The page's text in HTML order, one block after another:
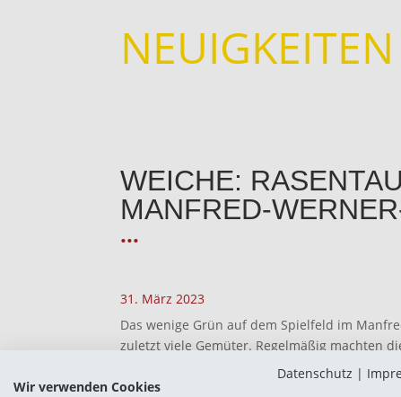
NEUIGKEITEN
WEICHE:
MANFRED-
...
31. März 2023
Das wenige Grün auf dem Spielfeld im
zuletzt viele Gemüter. Regelmäßig machten
Pressekonferenzen nach einer Liga-Partie
Spiel. Der Platz sei schwer bespielbar
Datenschutz |
Wir verwenden Cookies